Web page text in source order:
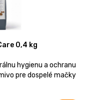
0,4 kg
hygienu a ochranu
pre dospelé mačky